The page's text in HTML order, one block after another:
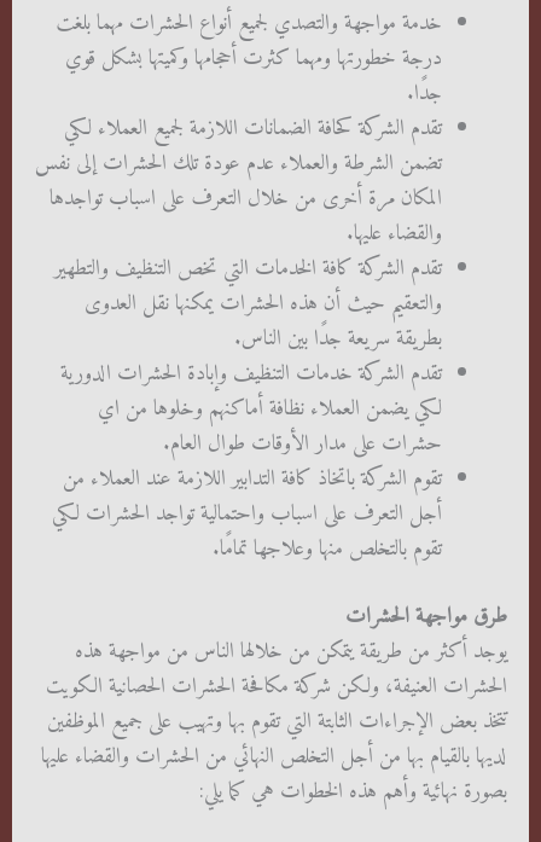
خدمة مواجهة والتصدي لجميع أنواع الحشرات مهما بلغت
درجة خطورتها ومهما كثرت أحجامها وكميتها بشكل قوي
جدًا.
تقدم الشركة كحافة الضمانات اللازمة لجميع العملاء لكي
تضمن الشرطة والعملاء عدم عودة تلك الحشرات إلى نفس
المكان مرة أخرى من خلال التعرف على اسباب تواجدها
والقضاء عليها.
تقدم الشركة كافة الخدمات التي تخص التنظيف والتطهير
والتعقيم حيث أن هذه الحشرات يمكنها نقل العدوى
بطريقة سريعة جدًا بين الناس.
تقدم الشركة خدمات التنظيف وإبادة الحشرات الدورية
لكي يضمن العملاء نظافة أماكنهم وخلوها من اي
حشرات على مدار الأوقات طوال العام.
تقوم الشركة باتخاذ كافة التدابير اللازمة عند العملاء من
أجل التعرف على اسباب واحتمالية تواجد الحشرات لكي
تقوم بالتخلص منها وعلاجها تمامًا.
طرق مواجهة الحشرات
يوجد أكثر من طريقة يتمكن من خلالها الناس من مواجهة هذه
الحشرات العنيفة، ولكن شركة مكافحة الحشرات الحصانية الكويت
تتخذ بعض الإجراءات الثابتة التي تقوم بها وتهيب على جميع الموظفين
لديها بالقيام بها من أجل التخلص النهائي من الحشرات والقضاء عليها
بصورة نهائية وأهم هذه الخطوات هي كما يلي: